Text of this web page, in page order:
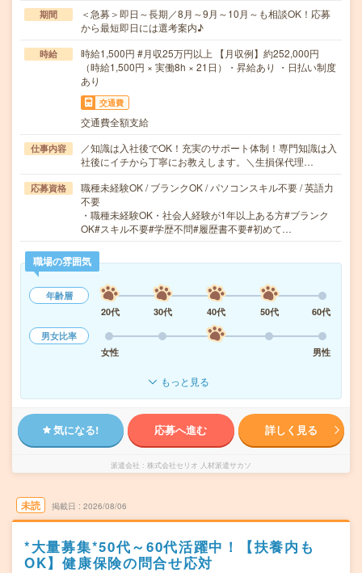
期間
＜急募＞即日～長期／8月～9月～10月～も相談OK！応募
から最短即日には選考案内♪
時給
時給1,500円 #月収25万円以上 【月収例】約252,000円
（時給1,500円 × 実働8h × 21日）・昇給あり ・日払い制度
あり
交通費
交通費全額支給
仕事内容
／知識は入社後でOK！充実のサポート体制！専門知識は入
社後にイチから丁寧にお教えします。＼生損保代理…
応募資格
職種未経験OK / ブランクOK / パソコンスキル不要 / 英語力
不要
・職種未経験OK・社会人経験が1年以上ある方#ブランク
OK#スキル不要#学歴不問#履歴書不要#初めて…
職場の雰囲気
年齢層
20代
30代 40代 50代
60代
男女比率
女性
男性
もっと見る
気になる! 応募へ進む 詳しく見る
派遣会社 株式会社セリオ 人材派遣サカソ
未読 掲載日 2026/08/06
*大量募集*50代～60代活躍中！【扶養内も
OK】健康保険の問合せ応対